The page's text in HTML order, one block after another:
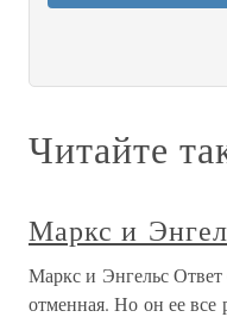
Читайте
Маркс и
Маркс и Энгельс
отменная. Но он ее все